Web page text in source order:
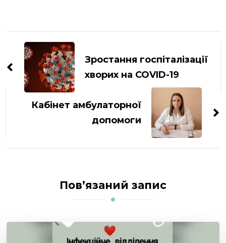
запису
Зростання госпіталізації
хворих на COVID-19
Кабінет амбулаторної
допомоги
Пов’язаний запис